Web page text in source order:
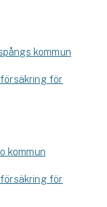
kommun
för
kommun
för